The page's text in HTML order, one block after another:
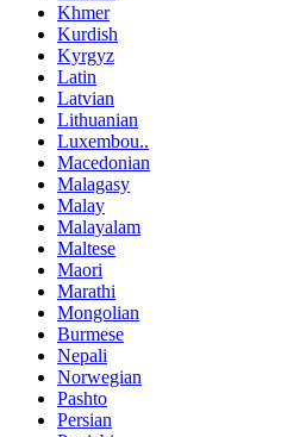
Khmer
Kurdish
Kyrgyz
Latin
Latvian
Lithuanian
Luxembou..
Macedonian
Malagasy
Malay
Malayalam
Maltese
Maori
Marathi
Mongolian
Burmese
Nepali
Norwegian
Pashto
Persian